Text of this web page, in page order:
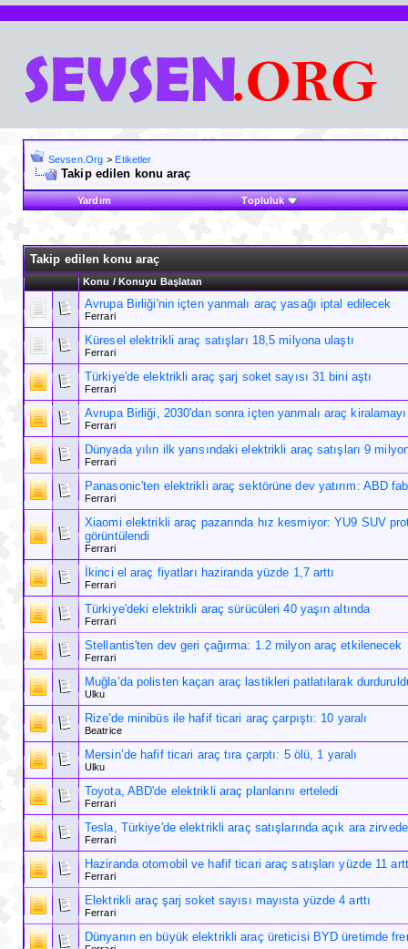
Sevsen.Org > Etiketler
Takip edilen konu araç
Yardım Topluluk
Takip edilen konu araç
Konu / Konuyu Başlatan
Avrupa Birliği'nin içten yanmalı araç yasağı iptal edilecek
Ferrari
Küresel elektrikli araç satışları 18,5 milyona ulaştı
Ferrari
Türkiye'de elektrikli araç şarj soket sayısı 31 bini aştı
Ferrari
Avrupa Birliği, 2030'dan sonra içten yanmalı araç
Ferrari
Dünyada yılın ilk yarısındaki elektrikli araç satışları 9
Ferrari
Panasonic'ten elektrikli araç sektörüne dev yatırım: ABD
Ferrari
Xiaomi elektrikli araç pazarında hız kesmiyor: YU9 SUV
görüntülendi
Ferrari
İkinci el araç fiyatları haziranda yüzde 1,7 arttı
Ferrari
Türkiye'deki elektrikli araç sürücüleri 40 yaşın altında
Ferrari
Stellantis'ten dev geri çağırma: 1.2 milyon araç etkilenecek
Ferrari
Muğla’da polisten kaçan araç lastikleri patlatılarak
Ulku
Rize'de minibüs ile hafif ticari araç çarpıştı: 10 yaralı
Beatrice
Mersin’de hafif ticari araç tıra çarptı: 5 ölü, 1 yaralı
Ulku
Toyota, ABD'de elektrikli araç planlarını erteledi
Ferrari
Tesla, Türkiye'de elektrikli araç satışlarında açık ara zirvede
Ferrari
Haziranda otomobil ve hafif ticari araç satışları yüzde 11
Ferrari
Elektrikli araç şarj soket sayısı mayısta yüzde 4 arttı
Ferrari
Dünyanın en büyük elektrikli araç üreticisi BYD üretimde